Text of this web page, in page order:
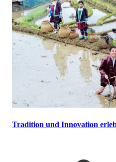
Tradition und Innovation